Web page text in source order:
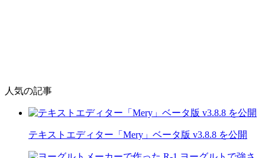
人気の記事
テキストエディター「Mery」ベータ版 v3.8.8 を公開